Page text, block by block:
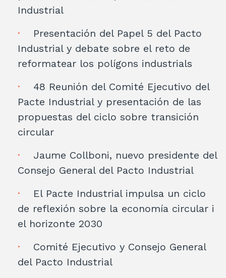
Industrial
Presentación del Papel 5 del Pacto
Industrial y debate sobre el reto de
reformatear los polígons industrials
48 Reunión del Comité Ejecutivo del
Pacte Industrial y presentación de las
propuestas del ciclo sobre transición
circular
Jaume Collboni, nuevo presidente del
Consejo General del Pacto Industrial
El Pacte Industrial impulsa un ciclo
de reflexión sobre la economía circular i
el horizonte 2030
Comité Ejecutivo y Consejo General
del Pacto Industrial